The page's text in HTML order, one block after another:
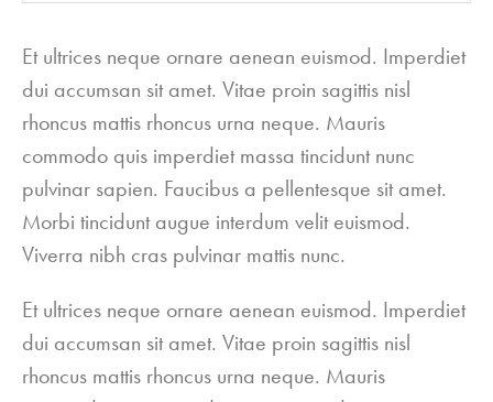
Et ultrices neque ornare aenean euismod. Imperdiet
dui accumsan sit amet. Vitae proin sagittis nisl
rhoncus mattis rhoncus urna neque. Mauris
commodo quis imperdiet massa tincidunt nunc
pulvinar sapien. Faucibus a pellentesque sit amet.
Morbi tincidunt augue interdum velit euismod.
Viverra nibh cras pulvinar mattis nunc.
Et ultrices neque ornare aenean euismod. Imperdiet
dui accumsan sit amet. Vitae proin sagittis nisl
rhoncus mattis rhoncus urna neque. Mauris